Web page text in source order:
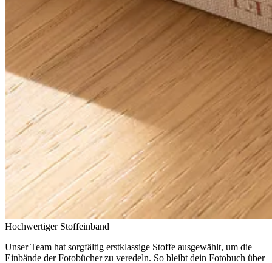
Hochwertiger Stoffeinband
Unser Team hat sorgfältig erstklassige Stoffe ausgewählt, um die
Einbände der Fotobücher zu veredeln. So bleibt dein Fotobuch über